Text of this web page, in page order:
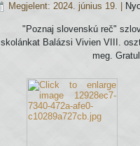
Megjelent: 2024. június 19.
"Poznaj slovenskú reč"
Iskolánkat Balázsi Vivien VIII.
meg.